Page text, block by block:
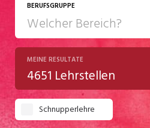
2027
2028
BERUFSGRUPPE
Chemie/Pharma
Gastgewerbe
Gesundheit/Pflege/Soziales
MEINE RESULTATE
4651 Lehrstellen
Schnupperlehre